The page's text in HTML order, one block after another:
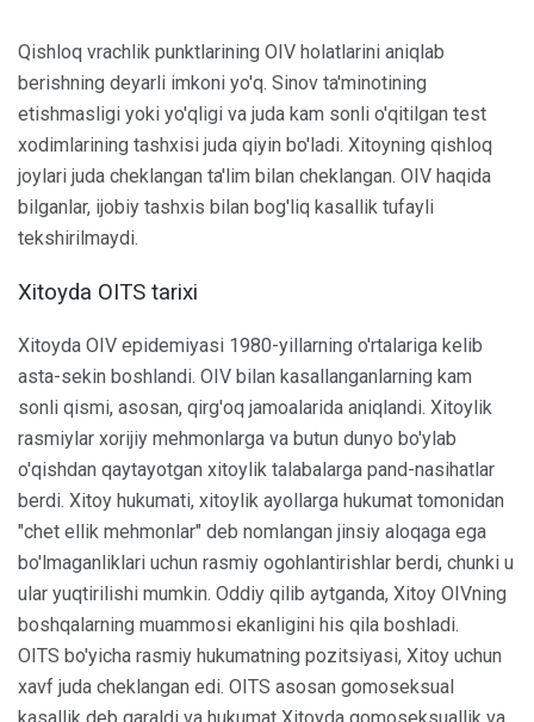
Qishloq vrachlik punktlarining OIV holatlarini aniqlab
berishning deyarli imkoni yo'q. Sinov ta'minotining
etishmasligi yoki yo'qligi va juda kam sonli o'qitilgan test
xodimlarining tashxisi juda qiyin bo'ladi. Xitoyning qishloq
joylari juda cheklangan ta'lim bilan cheklangan. OIV haqida
bilganlar, ijobiy tashxis bilan bog'liq kasallik tufayli
tekshirilmaydi.
Xitoyda OITS tarixi
Xitoyda OIV epidemiyasi 1980-yillarning o'rtalariga kelib
asta-sekin boshlandi. OIV bilan kasallanganlarning kam
sonli qismi, asosan, qirg'oq jamoalarida aniqlandi. Xitoylik
rasmiylar xorijiy mehmonlarga va butun dunyo bo'ylab
o'qishdan qaytayotgan xitoylik talabalarga pand-nasihatlar
berdi. Xitoy hukumati, xitoylik ayollarga hukumat tomonidan
"chet ellik mehmonlar" deb nomlangan jinsiy aloqaga ega
bo'lmaganliklari uchun rasmiy ogohlantirishlar berdi, chunki u
ular yuqtirilishi mumkin. Oddiy qilib aytganda, Xitoy OIVning
boshqalarning muammosi ekanligini his qila boshladi.
OITS bo'yicha rasmiy hukumatning pozitsiyasi, Xitoy uchun
xavf juda cheklangan edi. OITS asosan gomoseksual
kasallik deb qaraldi va hukumat Xitoyda gomoseksuallik va